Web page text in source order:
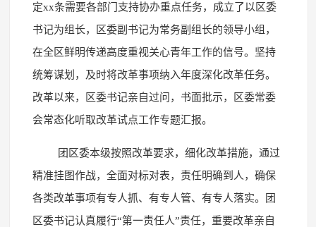
定xx条需要各部门支持协办重点任务，成立了以区委
书记为组长，区委副书记为常务副组长的领导小组，
在全区鲜明传递高度重视关心青年工作的信号。坚持
统筹谋划，及时将改革事项纳入年度深化改革任务。
改革以来，区委书记亲自过问，书面批示，区委常委
会常态化听取改革试点工作专题汇报。
团区委本级按照改革要求，细化改革措施，通过
精准挂图作战，全面对标对表，责任明确到人，确保
各类改革事项有专人抓、有专人管、有专人落实。团
区委书记认真履行“第一责任人”责任，重要改革亲自